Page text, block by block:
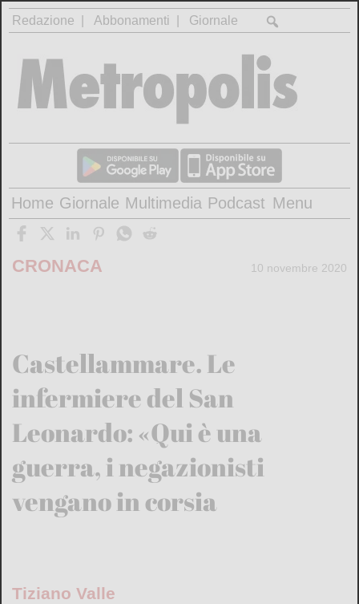
Redazione Abbonamenti Giornale
Home Giornale Multimedia Podcast Menu
CRONACA 10 novembre 2020
Castellammare. Le
infermiere del San
Leonardo: «Qui è una
guerra, i negazionisti
vengano in corsia
Tiziano Valle